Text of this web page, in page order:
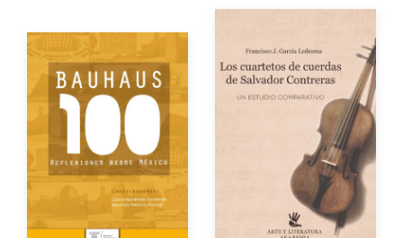
Autores
Año de edición
Autor
Año de edición
Gratuito